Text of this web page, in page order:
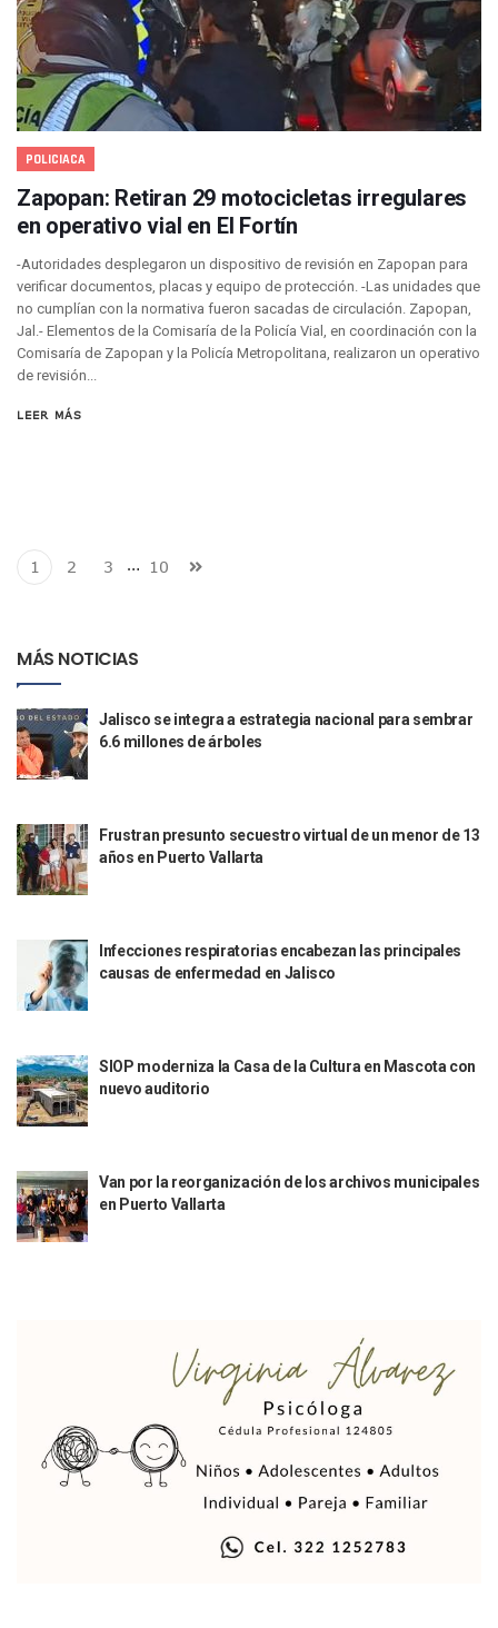
Vallarta Tendrá Vuelos Directos Con Aguascalientes,
Alumnos De Vallarta Se Quedan Sin Seguro Contra
Revientan Anexo Irregular Y Liberan A 20 Personas En
Conchas Chinas: Buscan A Testigos De Choque Que Dejó
Detienen Al Alcalde De Tequila, Diego “N”, Por Presuntos
Concluye Esquema De Vacunación Contra VPH Para La
México Pacta Entregar Agua Del Río Bravo A Los Estados
Inicia SEAPAL El Programa Contigo Y Cerca De Ti
Luis Munguía Inaugura La Mejora De Fachadas En El
Alertan Por Oleaje Alto Y Corrientes En El Mar De Puerto
Erick Roberto “N”: Fiscalía Detalla Los Avances Contra El
Clarisa Rodríguez: Juez Decreta Receso Tras Más De
Puerto Vallarta Aparece Vinculada A Los Archivos Del
IDEFT Entrega 650 Constancias De Capacitación Laboral
Caso Clarisa: Tras Presión Social Adelantan Audiencia
Munguía Rechaza Vínculo Con Erick Roberto “N”; Pide
Reclasifican Como Homicidio El Caso De Clarisa
Hoteleros Señalan Impacto Turístico Por Los Bloqueos
Caso Clarisa: Fiscalía Anticorrupción Investiga Conducta
Crece Economía De Jalisco 14 Veces Más Que El
Instalan Mesa Regional Para Atender Violencia Feminicida
Cierra Jalisco Histórica Participación En FITUR 2026
Abre En UNIRSE Puerto Vallarta El Módulo De Inclusión Y
Invita Fundación Andrea 3.21 A La Segunda Edición De
Puerto Vallarta Está Listo Para El Medio Maratón Turístico
“Un 28 De Enero Mataron A Don Lamberto Quintero”
Hay Vacunas Disponibles En DRSE, Unirse, Aeropuerto Y
Intentan Asesinar Al Dirigente Y A Diputada De
Interviene La SEJ Tras Agresión Estudiantil En Puerto
La Basura Se Recogerá Al 100% En Puerto Vallarta Tras
Causa Consternación La Muerte De Clarisa Rodríguez, 15
Continúan Las Condiciones Invernales En Gran Parte De
Histórica Participación De Puerto Vallarta En FITUR 2026
POLICIACA
Zapopan: Retiran 29 motocicletas irregulares
en operativo vial en El Fortín
-Autoridades desplegaron un dispositivo de revisión en Zapopan para
verificar documentos, placas y equipo de protección. -Las unidades que
no cumplían con la normativa fueron sacadas de circulación. Zapopan,
Jal.- Elementos de la Comisaría de la Policía Vial, en coordinación con la
Comisaría de Zapopan y la Policía Metropolitana, realizaron un operativo
de revisión...
LEER MÁS
1 2 3 … 10
MÁS NOTICIAS
Jalisco se integra a estrategia nacional para sembrar
6.6 millones de árboles
Frustran presunto secuestro virtual de un menor de 13
años en Puerto Vallarta
Infecciones respiratorias encabezan las principales
causas de enfermedad en Jalisco
SIOP moderniza la Casa de la Cultura en Mascota con
nuevo auditorio
Van por la reorganización de los archivos municipales
en Puerto Vallarta